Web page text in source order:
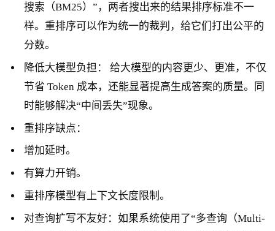
搜索（BM25）”，两者搜出来的结果排序标准不一
样。重排序可以作为统一的裁判，给它们打出公平的
分数。
降低大模型负担： 给大模型的内容更少、更准，不仅
节省 Token 成本，还能显著提高生成答案的质量。同
时能够解决“中间丢失”现象。
重排序缺点：
增加延时。
有算力开销。
重排序模型有上下文长度限制。
对查询扩写不友好：如果系统使用了“多查询（Multi-